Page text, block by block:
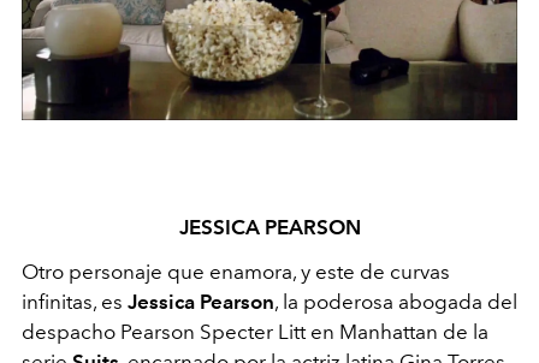
JESSICA PEARSON
Otro personaje que enamora, y este de curvas
infinitas, es Jessica Pearson, la poderosa abogada del
despacho Pearson Specter Litt en Manhattan de la